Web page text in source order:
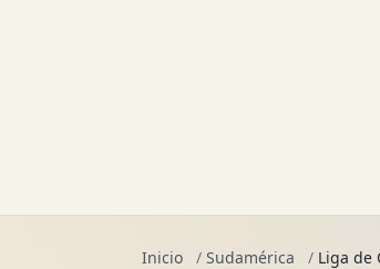
Inicio / Sudamérica / Liga de